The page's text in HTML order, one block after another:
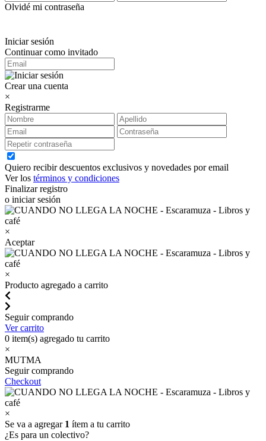
Olvidé mi contraseña
Iniciar sesión
Continuar como invitado
Crear una cuenta
×
Registrarme
Quiero recibir descuentos exclusivos y novedades por email
Ver los términos y condiciones
Finalizar registro
o iniciar sesión
×
Aceptar
×
Producto agregado a carrito
Seguir comprando
Ver carrito
0 item(s) agregado tu carrito
×
MUTMA
Seguir comprando
Checkout
×
Se va a agregar 1 ítem a tu carrito
¿Es para un colectivo?